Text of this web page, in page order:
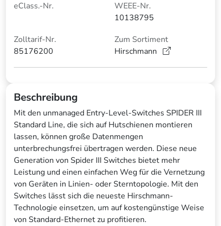
eClass.-Nr.
WEEE-Nr.
10138795
Zolltarif-Nr.
85176200
Zum Sortiment
Hirschmann
Beschreibung
Mit den unmanaged Entry-Level-Switches SPIDER III
Standard Line, die sich auf Hutschienen montieren
lassen, können große Datenmengen
unterbrechungsfrei übertragen werden. Diese neue
Generation von Spider III Switches bietet mehr
Leistung und einen einfachen Weg für die Vernetzung
von Geräten in Linien- oder Sterntopologie. Mit den
Switches lässt sich die neueste Hirschmann-
Technologie einsetzen, um auf kostengünstige Weise
von Standard-Ethernet zu profitieren.